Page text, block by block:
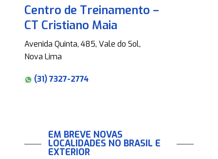
Centro de Treinamento –
CT Cristiano Maia
Avenida Quinta, 485, Vale do Sol,
Nova Lima
(31) 7327-2774
EM BREVE NOVAS
LOCALIDADES NO BRASIL E
EXTERIOR